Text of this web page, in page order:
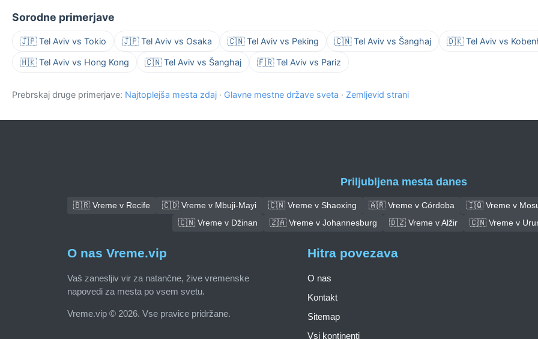
Sorodne primerjave
🇯🇵 Tel Aviv vs Tokio 🇯🇵 Tel Aviv vs Osaka 🇨🇳 Tel Aviv vs Peking 🇨🇳 Tel Aviv vs Šanghaj 🇩🇰 Tel Aviv vs
🇭🇰 Tel Aviv vs Hong Kong 🇨🇳 Tel Aviv vs Šanghaj 🇫🇷 Tel Aviv vs Pariz
Prebrskaj druge primerjave: Najtoplejša mesta zdaj · Glavne mestne države sveta · Zemljevid strani
Priljubljena mesta danes
🇧🇷 Vreme v Recife 🇨🇩 Vreme v Mbuji-Mayi 🇨🇳 Vreme v Shaoxing 🇦🇷 Vreme v Córdoba 🇮🇶 Vreme v
🇨🇳 Vreme v Džinan
🇿🇦 Vreme v Johannesburg 🇩🇿 Vreme v Alžir 🇨🇳 Vreme v
O nas Vreme.vip
Vaš zanesljiv vir za natančne, žive vremenske
napovedi za mesta po vsem svetu.
Vreme.vip © 2026. Vse pravice pridržane.
Hitra povezava
O nas
Kontakt
Sitemap
Vsi kontinenti